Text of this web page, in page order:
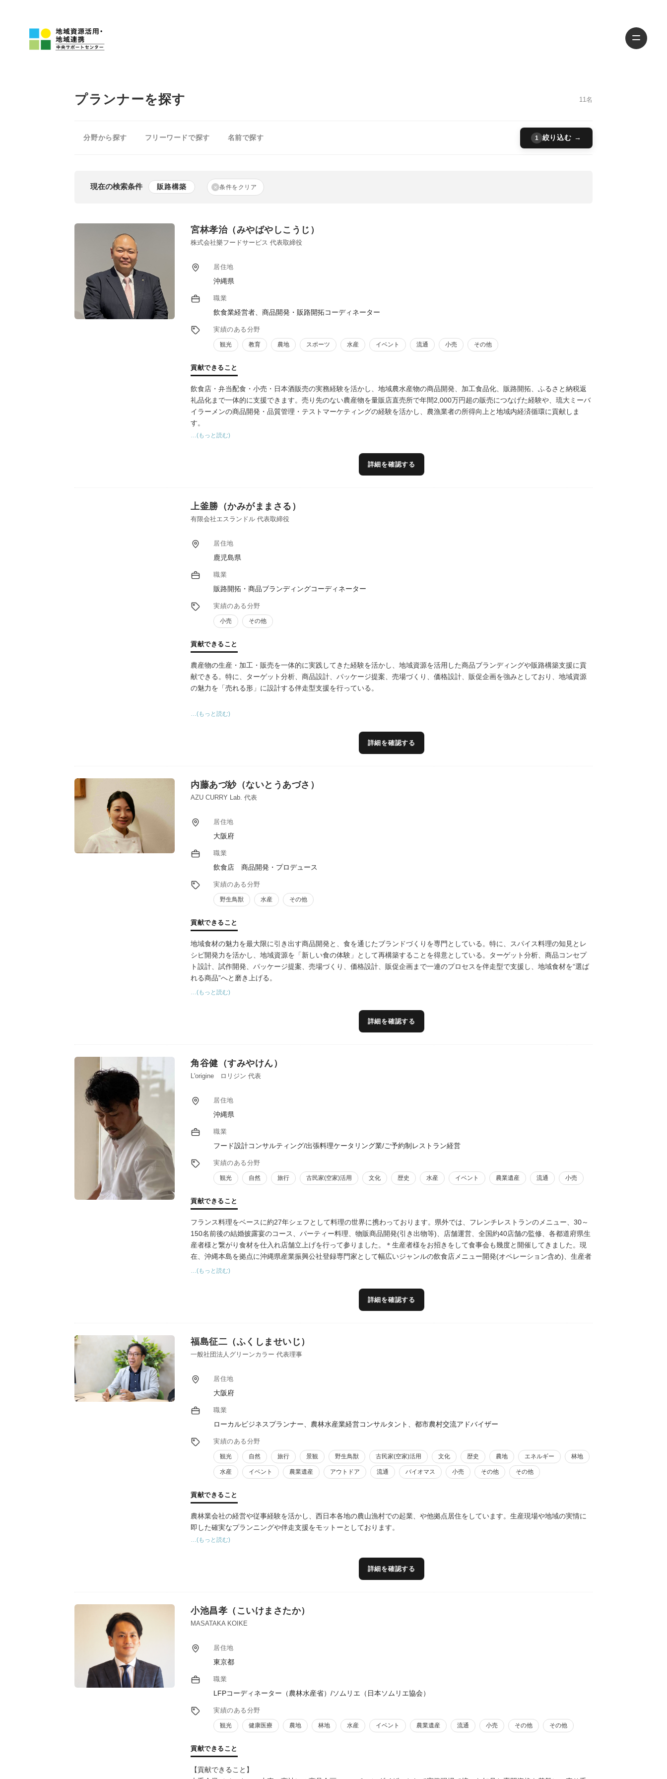
プランナーを探す 11名
分野から探す フリーワードで探す 名前で探す 1 絞り込む →
現在の検索条件 販路構築 × 条件をクリア
宮林孝治（みやばやしこうじ）
株式会社樂フードサービス 代表取締役
居住地
沖縄県
職業
飲食業経営者、商品開発・販路開拓コーディネーター
実績のある分野
観光 教育 農地 スポーツ 水産 イベント 流通 小売 その他
貢献できること
飲食店・弁当配食・小売・日本酒販売の実務経験を活かし、地域農水産物の商品開発、加工食品化、販路開拓、ふるさと納税返
礼品化まで一体的に支援できます。売り先のない農産物を量販店直売所で年間2,000万円超の販売につなげた経験や、琉大ミーバ
イラーメンの商品開発・品質管理・テストマーケティングの経験を活かし、農漁業者の所得向上と地域内経済循環に貢献しま
す。
…(もっと読む)
詳細を確認する
上釜勝（かみがままさる）
有限会社エスランドル 代表取締役
居住地
鹿児島県
職業
販路開拓・商品ブランディングコーディネーター
実績のある分野
小売 その他
貢献できること
農産物の生産・加工・販売を一体的に実践してきた経験を活かし、地域資源を活用した商品ブランディングや販路構築支援に貢
献できる。特に、ターゲット分析、商品設計、パッケージ提案、売場づくり、価格設計、販促企画を強みとしており、地域資源
の魅力を「売れる形」に設計する伴走型支援を行っている。
また、商談会や小売店、飲食店等とのネットワークを活かし、地域事業者の販路拡大や継続的な取引構築を支援している。さら
…(もっと読む)
詳細を確認する
内藤あづ紗（ないとうあづさ）
AZU CURRY Lab. 代表
居住地
大阪府
職業
飲食店 商品開発・プロデュース
実績のある分野
野生鳥獣 水産 その他
貢献できること
地域食材の魅力を最大限に引き出す商品開発と、食を通じたブランドづくりを専門としている。特に、スパイス料理の知見とレ
シピ開発力を活かし、地域資源を「新しい食の体験」として再構築することを得意としている。ターゲット分析、商品コンセプ
ト設計、試作開発、パッケージ提案、売場づくり、価格設計、販促企画まで一連のプロセスを伴走型で支援し、地域食材を“選ば
れる商品”へと磨き上げる。
また、飲食店・食品メーカー・イベント等とのネットワークを活かし、販路拡大やコラボレーション企画の創出を支援してい
…(もっと読む)
詳細を確認する
角谷健（すみやけん）
L'origine ロリジン 代表
居住地
沖縄県
職業
フード設計コンサルティング/出張料理ケータリング業/ご予約制レストラン経営
実績のある分野
観光 自然 旅行 古民家(空家)活用 文化 歴史 水産 イベント 農業遺産 流通 小売
貢献できること
フランス料理をベースに約27年シェフとして料理の世界に携わっております。県外では、フレンチレストランのメニュー、30～
150名前後の結婚披露宴のコース、パーティー料理、物販商品開発(引き出物等)、店舗運営、全国約40店舗の監修、各都道府県生
産者様と繋がり食材を仕入れ店舗立上げを行って参りました。＊生産者様をお招きをして食事会も幾度と開催してきました。現
在、沖縄本島を拠点に沖縄県産業振興公社登録専門家として幅広いジャンルの飲食店メニュー開発(オペレーション含め)、生産者
様の食材を商品開発(物販、飲食等)に携わっております。その他令和5年度(本年度も)多彩な沖縄食体験創出事業アドバイザーと
の大切さ、食を通じて地域、社会にこの経験を活かしたい、お役に立ちたいと考えております。
…(もっと読む)
詳細を確認する
福島征二（ふくしませいじ）
一般社団法人グリーンカラー 代表理事
居住地
大阪府
職業
ローカルビジネスプランナー、農林水産業経営コンサルタント、都市農村交流アドバイザー
実績のある分野
観光 自然 旅行 景観 野生鳥獣 古民家(空家)活用 文化 歴史 農地 エネルギー 林地
水産 イベント 農業遺産 アウトドア 流通 バイオマス 小売 その他 その他
貢献できること
農林業会社の経営や従事経験を活かし、西日本各地の農山漁村での起業、や他拠点居住をしています。生産現場や地域の実情に
即した確実なプランニングや伴走支援をモットーとしております。
…(もっと読む)
詳細を確認する
小池昌孝（こいけまさたか）
MASATAKA KOIKE
居住地
東京都
職業
LFPコーディネーター（農林水産省）/ソムリエ（日本ソムリエ協会）
実績のある分野
観光 健康医療 農地 林地 水産 イベント 農業遺産 流通 小売 その他 その他
貢献できること
【貢献できること】